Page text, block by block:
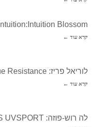
Intuition:Intuition Blossom
קרא עוד ←
לוריאל פריז: Infallible Laque Resistance
קרא עוד ←
לה רוש-פוזה: ANTHELIOS UVSPORT